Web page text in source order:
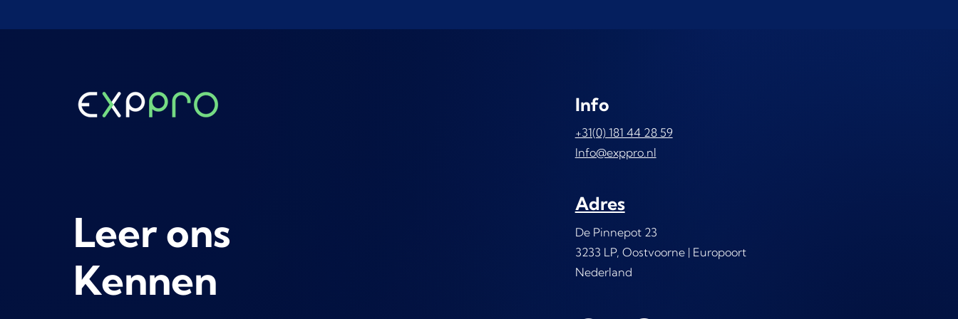
Leer ons
Kennen
Info
+31(0) 181 44 28 59
Info@exppro.nl
Adres
De Pinnepot 23
3233 LP, Oostvoorne | Europoort
Nederland